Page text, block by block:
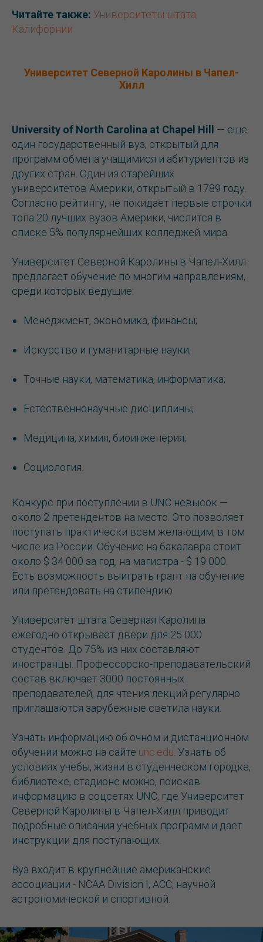
Читайте также: Университеты штата
Калифорнии
Университет Северной Каролины в Чапел-
Хилл
University of North Carolina at Chapel Hill
— еще
один государственный вуз, открытый для
программ обмена учащимися и абитуриентов из
других стран. Один из старейших
университетов Америки, открытый в 1789 году.
Согласно рейтингу, не покидает первые строчки
топа 20 лучших вузов Америки, числится в
списке 5% популярнейших колледжей мира.
Университет Северной Каролины в Чапел-Хилл
предлагает обучение по многим направлениям,
среди которых ведущие:
Менеджмент, экономика, финансы;
Искусство и гуманитарные науки;
Точные науки, математика, информатика;
Естественнонаучные дисциплины;
Медицина, химия, биоинженерия;
Социология.
Конкурс при поступлении в UNC невысок —
около 2 претендентов на место. Это позволяет
поступать практически всем желающим, в том
числе из России. Обучение на бакалавра стоит
около $ 34 000 за год, на магистра - $ 19 000.
Есть возможность выиграть грант на обучение
или претендовать на стипендию.
Университет штата Северная Каролина
ежегодно открывает двери для 25 000
студентов. До 75% из них составляют
иностранцы. Профессорско-преподавательский
состав включает 3000 постоянных
преподавателей, для чтения лекций регулярно
приглашаются зарубежные светила науки.
Узнать информацию об очном и дистанционном
обучении можно на сайте unc.edu. Узнать об
условиях учебы, жизни в студенческом городке,
библиотеке, стадионе можно, поискав
информацию в соцсетях UNC, где Университет
Северной Каролины в Чапел-Хилл приводит
подробные описания учебных программ и дает
инструкции для поступающих.
Вуз входит в крупнейшие американские
ассоциации - NCAA Division I, ACC, научной
астрономической и спортивной.